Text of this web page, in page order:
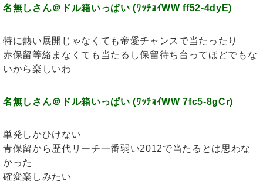
名無しさん＠ドル箱いっぱい (ﾜｯﾁｮｲWW ff52-4dyE)
特に熱い展開じゃなくても帝愛チャンスで当たったり
赤保留等絡まなくても当たるし保留待ち台ってほどでもな
いから楽しいわ
名無しさん＠ドル箱いっぱい (ﾜｯﾁｮｲWW 7fc5-8gCr)
単発しかひけない
青保留から歴代リーチ一番弱い2012で当たるとは思わな
かった
確変楽しみたい